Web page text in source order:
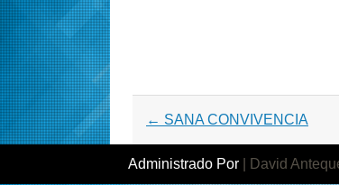
Post navigation
← SANA CONVIVENCIA
Administrado Por David